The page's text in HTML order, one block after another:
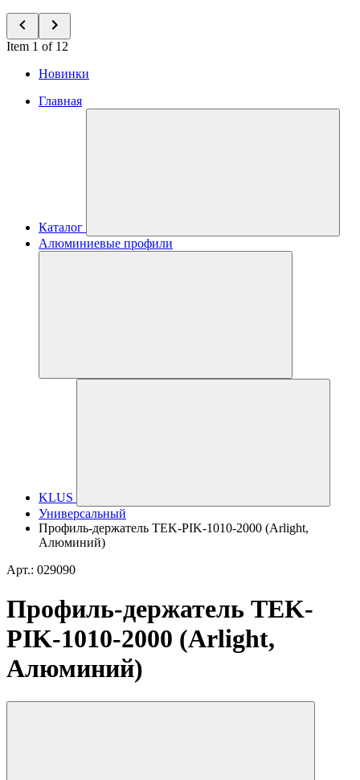
Item 1 of 12
Новинки
Главная
Каталог
Алюминиевые профили
KLUS
Универсальный
Профиль-держатель TEK-PIK-1010-2000 (Arlight,
Алюминий)
Арт.: 029090
Профиль-держатель TEK-
PIK-1010-2000 (Arlight,
Алюминий)